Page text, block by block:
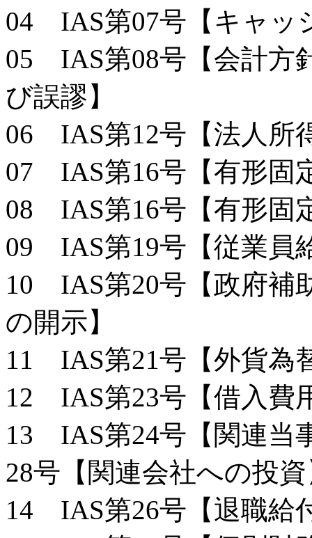
04 IAS第07号【キャッ
05 IAS第08号【会計方
び誤謬】
06 IAS第12号【法人所
07 IAS第16号【有形固
08 IAS第16号【有形固
09 IAS第19号【従業員
10 IAS第20号【政府補
の開示】
11 IAS第21号【外貨為
12 IAS第23号【借入費
13 IAS第24号【関連当
28号【関連会社への投
14 IAS第26号【退職給